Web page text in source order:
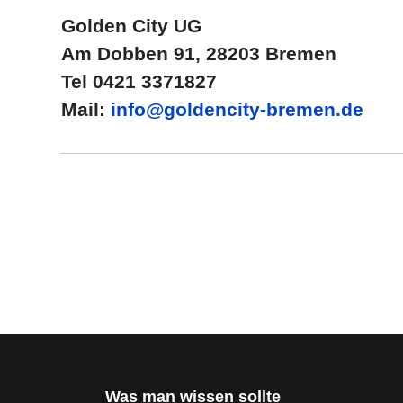
Golden City UG
Am Dobben 91, 28203 Bremen
Tel 0421 3371827
Mail: info@goldencity-bremen.de
Was man wissen sollte